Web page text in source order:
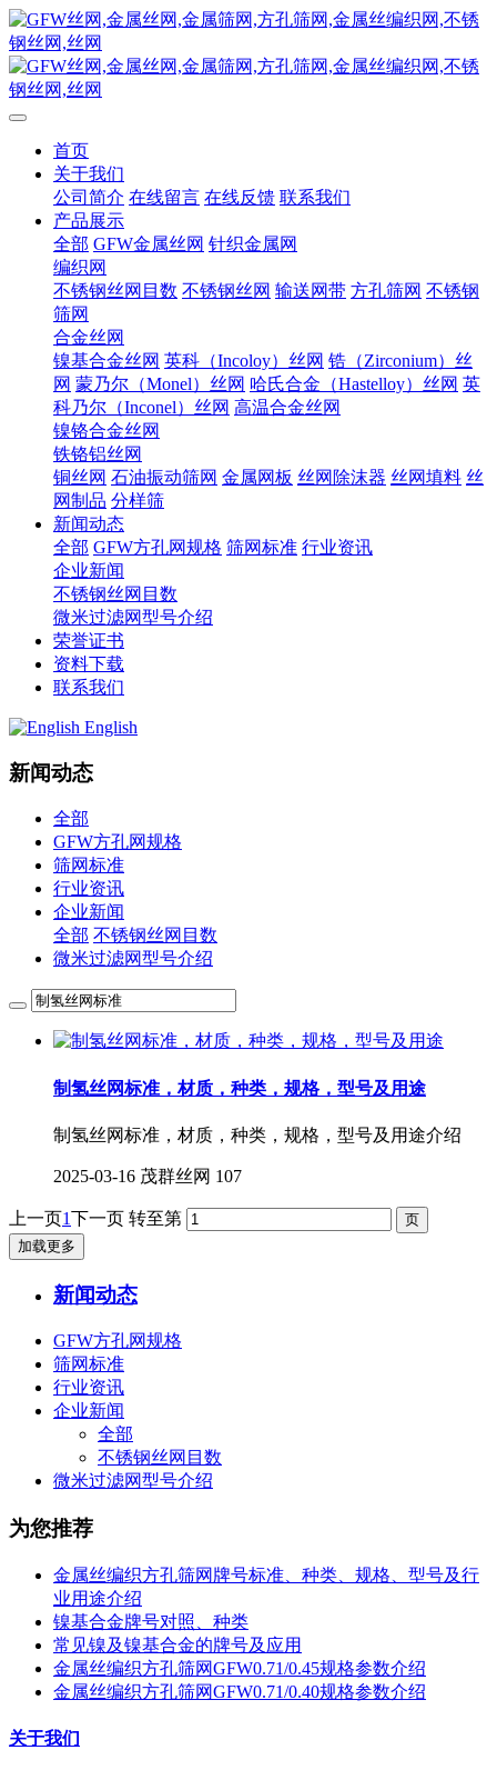
首页
关于我们
公司简介 在线留言 在线反馈 联系我们
产品展示
全部 GFW金属丝网 针织金属网
编织网
不锈钢丝网目数 不锈钢丝网 输送网带 方孔筛网 不锈钢
筛网
合金丝网
镍基合金丝网 英科（Incoloy）丝网 锆（Zirconium）丝
网 蒙乃尔（Monel）丝网 哈氏合金（Hastelloy）丝网 英
科乃尔（Inconel）丝网 高温合金丝网
镍铬合金丝网
铁铬铝丝网
铜丝网 石油振动筛网 金属网板 丝网除沫器 丝网填料 丝
网制品 分样筛
新闻动态
全部 GFW方孔网规格 筛网标准 行业资讯
企业新闻
不锈钢丝网目数
微米过滤网型号介绍
荣誉证书
资料下载
联系我们
English
新闻动态
全部
GFW方孔网规格
筛网标准
行业资讯
企业新闻
全部 不锈钢丝网目数
微米过滤网型号介绍
制氢丝网标准，材质，种类，规格，型号及用途
制氢丝网标准，材质，种类，规格，型号及用途介绍
2025-03-16 茂群丝网 107
上一页1下一页 转至第
加载更多
新闻动态
GFW方孔网规格
筛网标准
行业资讯
企业新闻
全部
不锈钢丝网目数
微米过滤网型号介绍
为您推荐
金属丝编织方孔筛网牌号标准、种类、规格、型号及行
业用途介绍
镍基合金牌号对照、种类
常见镍及镍基合金的牌号及应用
金属丝编织方孔筛网GFW0.71/0.45规格参数介绍
金属丝编织方孔筛网GFW0.71/0.40规格参数介绍
关于我们